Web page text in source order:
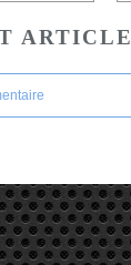
ARTICLE